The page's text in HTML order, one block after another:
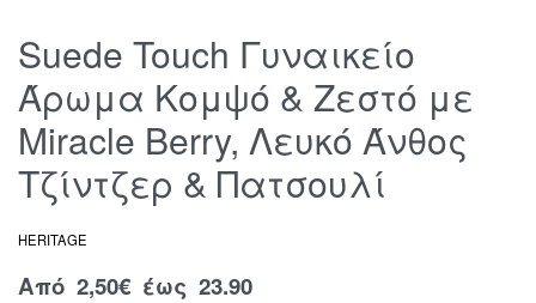
Suede Touch Γυναικείο
Άρωμα Κομψό & Ζεστό με
Miracle Berry, Λευκό Άνθος
Τζίντζερ & Πατσουλί
HERITAGE
Από 2,50€ έως 23.90